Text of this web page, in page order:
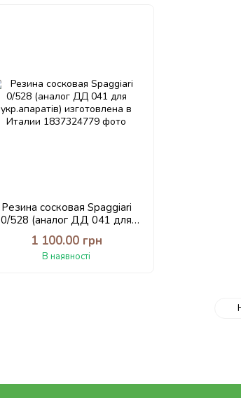
Резина сосковая Spaggiari
0/528 (аналог ДД 041 для
укр.апаратів) изготовлена в
Италии
1 100.00 грн
В наявності